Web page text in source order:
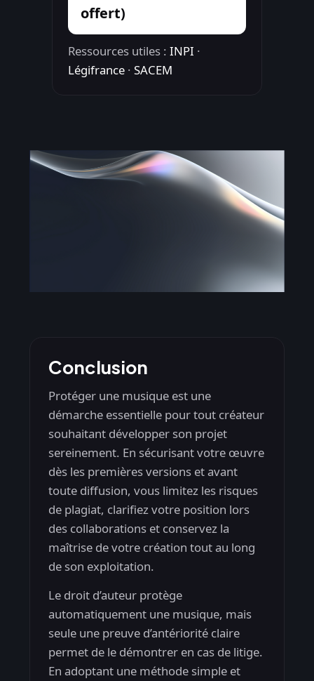
offert)
Ressources utiles : INPI ·
Légifrance · SACEM
Conclusion
Protéger une musique est une
démarche essentielle pour tout créateur
souhaitant développer son projet
sereinement. En sécurisant votre œuvre
dès les premières versions et avant
toute diffusion, vous limitez les risques
de plagiat, clarifiez votre position lors
des collaborations et conservez la
maîtrise de votre création tout au long
de son exploitation.
Le droit d’auteur protège
automatiquement une musique, mais
seule une preuve d’antériorité claire
permet de le démontrer en cas de litige.
En adoptant une méthode simple et